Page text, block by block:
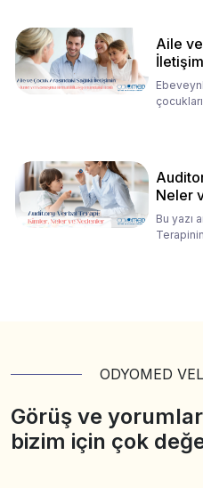
Aile ve
Neler
Bu yazı
ODYOMED
Görüş ve
bizim için çok